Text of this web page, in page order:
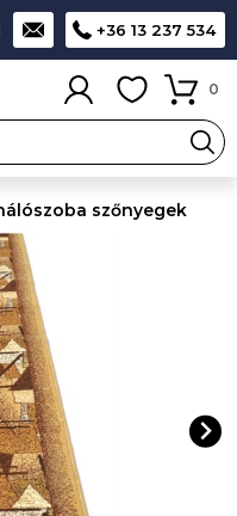
A legjobb design-
+36 13 237 534
0
szőnyegek